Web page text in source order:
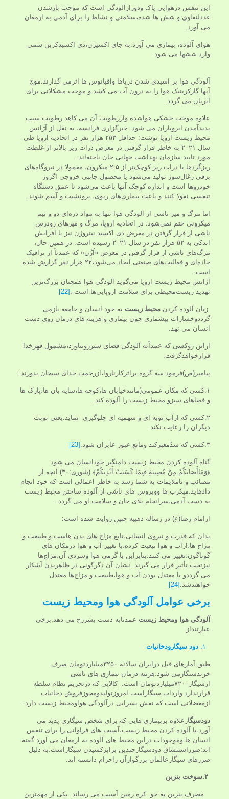
این تنفس درهوایی پاک ودوراﺯآلودگی است که موﺟﺐ باﺯشدن
غددلنفاوی و شش ها شده،سلامتی و نشاط را برای آدمی به ارمغان
می آورد.
هوای آلوده، بیماری می آورد.به جای اکسیژن،دی اکسیدکربن سمی
وارد ششها می شود.
آلودگی هوا بر اسیدی شدن دریاها واقیانوس ها اثرمی گذارند.موج
آبها گازکربنیک هوا را به درون آب می کشد و موجب مشکلاتی برای
آبزیان می گردد.
علاوه موجب خشکی هواشده وازرطوبت آن می کاهد.رطوبت سبب
پدیدآمدن ابروباران می شود. خبرگزاری فرانسه، به نقل از آژانس
محیط زیست اروپا نوشت: حداقل ۲۵۳ هزار نفر در اتحادیه اروپا طی
سال ۲۰۲۱ به خاطر قرار گرفتن در معرض ذرات ریز بالاتر از غلظت
مورد تایید سازمان بهداشت جهانی جان باخته‌اند.
ریزگردها یا ذرات ریز کوچک‌تر از ۲.۵ میکرون، معمولا در نیروگاه‌های
برقی زغال‌سوز تولید می‌شود یا محصول جانبی خروجی اگزوز
خودروها است و اندازه کوچک آنها باعث می‌شود تا عمق دستگاه
تنفسی نفوذ کنند و باعث بیماری‌های ریوی، برونشیت و آسم شوند.
اما مرگ و میر ناشی از آلودگی هوا تنها به مواد ذره‌ای دو و نیم
میکرونی ختم نمی‌شود. در اتحادیه اروپا، مرگ و میرهای زودرس
ناشی از قرار گرفتن در معرض دی اکسید نیتروژن نیز با افزایش
اندکی به ۵۲ هزار نفر در سال ۲۰۲۱ رسیده است. در همین حال،
مرگ‌های ناشی از قرار گرفتن در معرض «اُزُن» که عمدتاً از ترافیک
جاده‌ای و فعالیت‌های صنعتی ایجاد می‌شود،۲۲ هزار نفر گزارش شده
است.
آژانس محیط زیست اروپا می‌گوید آلودگی هوا همچنان بزرگ‌ترین
تهدید زیست‌محیطی برای سلامت اروپایی‌ها است . [22]
زیان آلوده کردن محیط زیست به خود انسان و جامعه بازمی
گرددوخسارات بیشماری چون بیماری و هزینه های درمان روی دست
انسان می نهد.
ازاین روکسی که عمداًبه آلودگی فضای سبزروبیاورد،مشمول قهرخدا
قرارخواهدگرفت.
پیامبر(ص)فرمود:سه گروه براثرکارناروا،ازرحمت خدای سبحان بدورند:
۱.کسی که مکان عمومی(مانندخیابان ها،کوچه ها،سایه بان ها،پارک ها
و فضاهای سبزو محیط زیست را آلوده کند.
۲.کسی که ازآب نوبه ای و سهمیه ای جلوگیری نماید.یعنی نوبت
دیگران را رعایت نکند.
۳.کسی که سدّمعبرکند ومانع عبور عابران شود. [23]
گناه آلوده کردن محیط زیست دامنگیر خودانسان می شود.
﴿وَمَاأَصَابَکُمْ مِنْ مُصِيبَةٍ فَبِمَا کَسَبَتْ أَيْدِيکُمْ﴾ (شوری:۳۰) آنچه از
مصائب و ناملايمات به شما رسد به خاطر اعمالى است كه خود انجام
داده‏ايد.میکرب ها وویروس های ناشی از آلوده ساختن محیط زیست
به دست آدمی،سرانجام بلای جان و سلامت او می گردد.
اﺯامام رﺿﺎ(ع) در رساله ذهبیه چنین روایت شده است:
بدان که قدرت و نیروی انسانی،تابع ﻣﺯاﺝ های بدن هاست و طبیعت و
ﻣﺯاﺝ ها،اﺯآب و هوا تبعیت کرده،با تغییر آب و هوا درمکان های
گوناگون،تغییر می کنند.بنابراین با گرمی هوا وسردی آن،ﻣﺰﺍﺝها
ﻧﻴﺰتحت تأثیر قرار می گیرند. نشان آن دگرگونی در ظاهربدن آشکار
می گرددو با معتدل بودن آب و هوا،طبیعت و ﻣﺰﺍﺝها معتدل
خواهندشد. [24]
برخی عوامل آلودگی هوا ومحیط زیست
آلودگی هوا ومحیط زیست عمدتابه دست بشررخ می دهد.برخی
عبارتنداز:
۱. دود سیگارودخانیات
طبق آمارهای قبل درایران سالانه ۳۲۵۰میلیاردتومان صرف
خریدسیگارمی شود.هزینه درمان بیماری های ناشی
ازسیگار۷۲۰۰میلیاردتومان است. کالایی که درتحریم نظام سلطه
قرارندارد واردات سیگاراست.امروزتولیدومجوزفروش دخانیات
ازمعضلاتی است که نقش بسزایی درآلودگی هواومحیط زیست دارد.
دودسیگارعلاوه بربیماری هایی که برای شخص سیگاری پدید می
آورد،با آلوده کردن محیط زیست،آسیب های فراوانی را برای تنفس
انسان ها وموجودات دراین محیط های آلوده به ارمغان می آورد.گفته
اند:ضرراستنشاق دودسیگارچندین برابرکشیدن سیگاراست.به دلیل
ضررهای سیگارعالمان بزرگوارآن راحرام دانسته اند.
مصرف بنزین به جو کره زمین آسیب می ‌رساند. یکی از مهمترین